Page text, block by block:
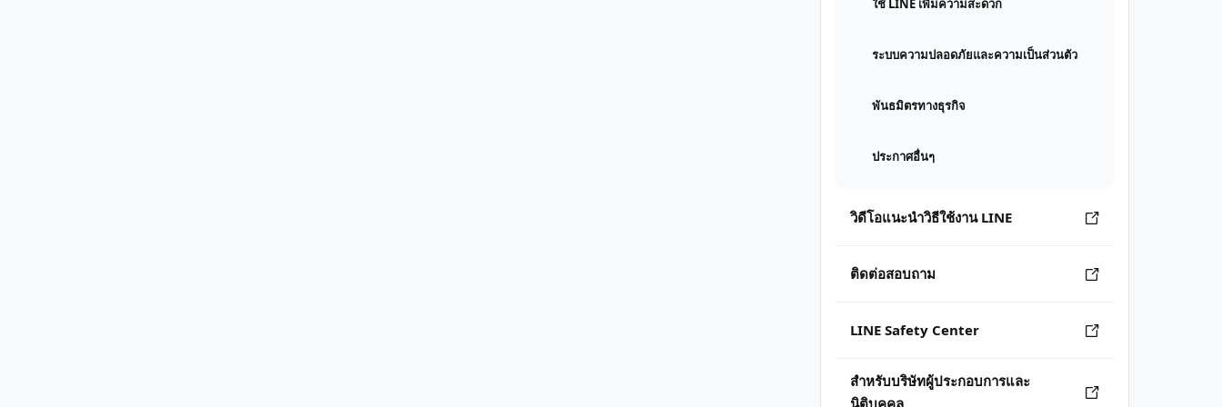
ใช้ LINE เพิ่มความสะดวก
ระบบความปลอดภัยและความเป็นส่วนตัว
พันธมิตรทางธุรกิจ
ประกาศอื่นๆ
วิดีโอแนะนำวิธีใช้งาน LINE
ติดต่อสอบถาม
LINE Safety Center
สำหรับบริษัทผู้ประกอบการและ
นิติบุคคล